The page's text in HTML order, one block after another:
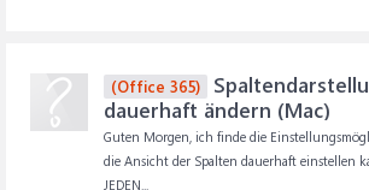
(Office 365)
dauerhaft ändern (Mac)
Guten Morgen, ich finde die
die Ansicht der Spalten dauerhaft einstellen
JEDEN...